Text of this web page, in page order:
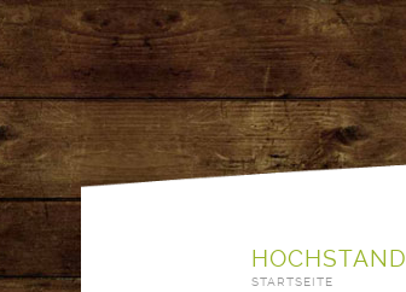
HOCHSTAND
STARTSEITE